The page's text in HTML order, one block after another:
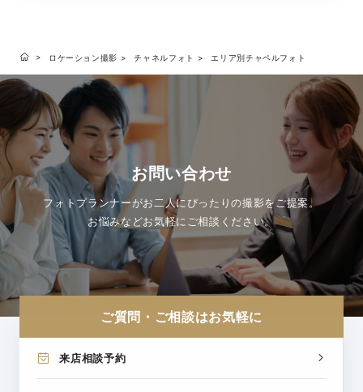
ロケーション撮影 チャネルフォト エリア別チャペルフォト
お問い合わせ
フォトプランナーがお二人にぴったりの撮影をご提案。
お悩みなどお気軽にご相談ください。
ご質問・ご相談はお気軽に
来店相談予約